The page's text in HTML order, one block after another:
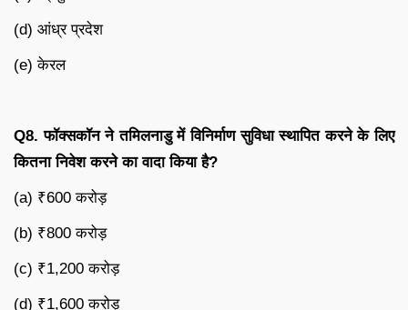
(d) आंध्र प्रदेश
(e) केरल
Q8.फॉक्सकॉन ने तमिलनाडु में विनिर्माण सुविधा स्थापित करने के लिए
कितना निवेश करने का वादा किया है?
(a) ₹600 करोड़
(b) ₹800 करोड़
(c) ₹1,200 करोड़
(d) ₹1,600 करोड़